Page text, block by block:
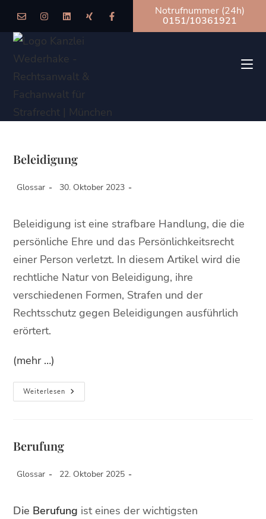
Notrufnummer (24h)
0151/10361921
Beleidigung
Glossar 30. Oktober 2023
Beleidigung ist eine strafbare Handlung, die die
persönliche Ehre und das Persönlichkeitsrecht
einer Person verletzt. In diesem Artikel wird die
rechtliche Natur von Beleidigung, ihre
verschiedenen Formen, Strafen und der
Rechtsschutz gegen Beleidigungen ausführlich
erörtert.
(mehr …)
Weiterlesen
Berufung
Glossar 22. Oktober 2025
Die Berufung ist eines der wichtigsten